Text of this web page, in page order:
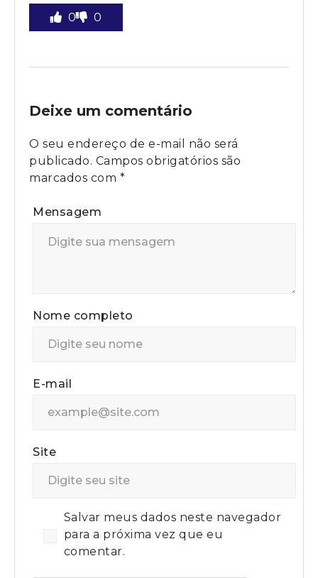
0 0
Deixe um comentário
O seu endereço de e-mail não será
publicado. Campos obrigatórios são
marcados com *
Mensagem
Nome completo
E-mail
Site
Salvar meus dados neste navegador
para a próxima vez que eu
comentar.